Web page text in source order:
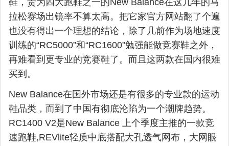
鞋，贵为四大跑鞋之一的New Balance在这几年的马
拉松赛场出镜率不算太高。把它家官方网站翻了个遍
也没有得出一个理想的结论，除了几前作为场地速度
训练的“RC5000”和“RC1600”勉强能做竞赛鞋之外，
再难看到更专业的竞赛鞋了。而且这两款在国内很难
买到。
New Balance在国外市场还是有很多的专业款的运动
鞋品类，而到了中国有彻底沦陷为一个潮牌趋势。
RC1400 V2是New Balance 上个季度主推的一款竞
速跑鞋,REVlite轻质中底搭配大孔透气网布，大网眼